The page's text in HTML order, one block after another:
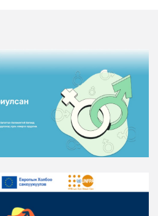
ҮНДЭСНИЙ ХОРООНЫ АЖЛЫН АЛБАНЫ
БАЙГУУЛАЛТ, БАРИЛГА, ОРОН
ЯАМАНД АЖИЛЛАВ
2026-02-16
ЭРХ ТЭГШ БАЙДЛЫГ ХАНГАХ ҮЙЛ
ЭРЧИМЖҮҮЛЭХ САРЫН ХУВААРЬТАЙ
2026-02-16
ҮНДЭСНИЙ ХОРООНЫ АЖЛЫН АЛБАНЫ
ТЭЭВРИЙН ЯАМАНД АЖИЛЛАВ